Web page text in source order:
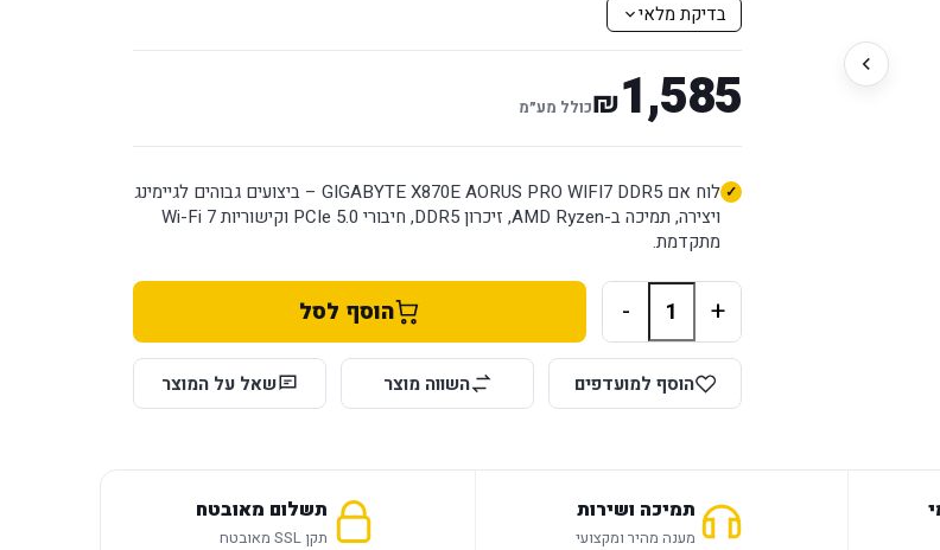
בדיקת מלאי
1,585
₪כולל מע״מ
לוח אם GIGABYTE X870E AORUS PRO WIFI7 DDR5 – ביצועים גבוהים לגיימינג
ויצירה, תמיכה ב-AMD Ryzen, זיכרון DDR5, חיבורי PCIe 5.0 וקישוריות Wi-Fi 7
מתקדמת.
+
- הוסף לסל
הוסף למועדפים השווה מוצר שאל על המוצר
תמיכה ושירות
מענה מהיר ומקצועי
תשלום מאובטח
תקן SSL מאובטח